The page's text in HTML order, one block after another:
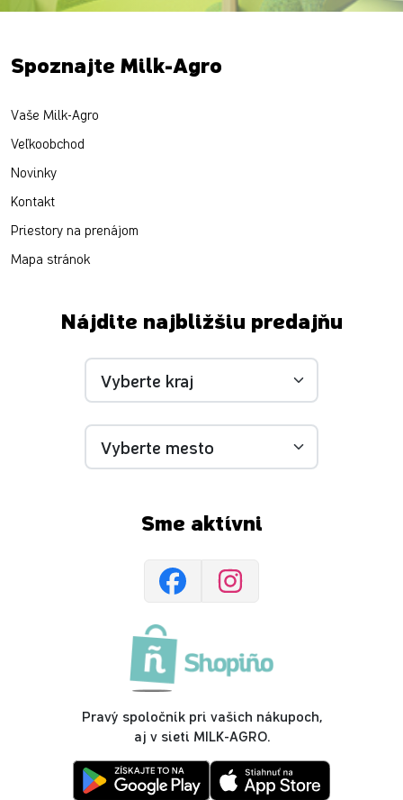
Spoznajte Milk-Agro
Vaše Milk-Agro
Veľkoobchod
Novinky
Kontakt
Priestory na prenájom
Mapa stránok
Nájdite najbližšiu predajňu
Sme aktívni
Pravý spoločník pri vašich nákupoch,
aj v sieti MILK-AGRO.